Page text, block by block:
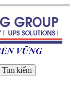
Tìm kiếm